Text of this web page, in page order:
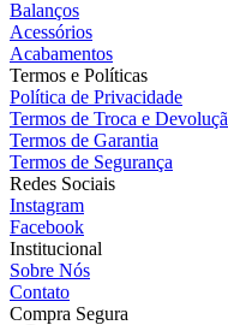
Balanços
Acessórios
Acabamentos
Termos e Políticas
Política de Privacidade
Termos de Troca e
Termos de Garantia
Termos de Segurança
Redes Sociais
Instagram
Facebook
Institucional
Sobre Nós
Contato
Compra Segura